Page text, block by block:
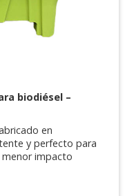
biodiésel –
en
y perfecto para
impacto